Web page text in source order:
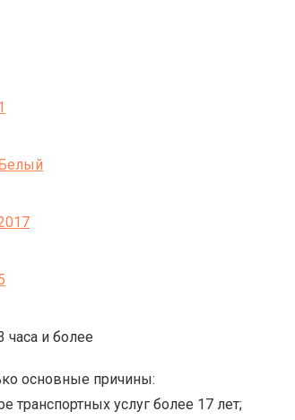
Белый
часа и более
основные причины:
транспортных услуг более 17 лет;